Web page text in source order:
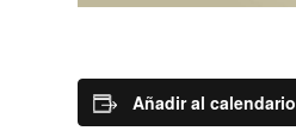
Añadir al calendario